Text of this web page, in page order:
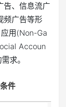
告、信息流广
频广告等形
用(Non-Ga
Accoun
求。
件